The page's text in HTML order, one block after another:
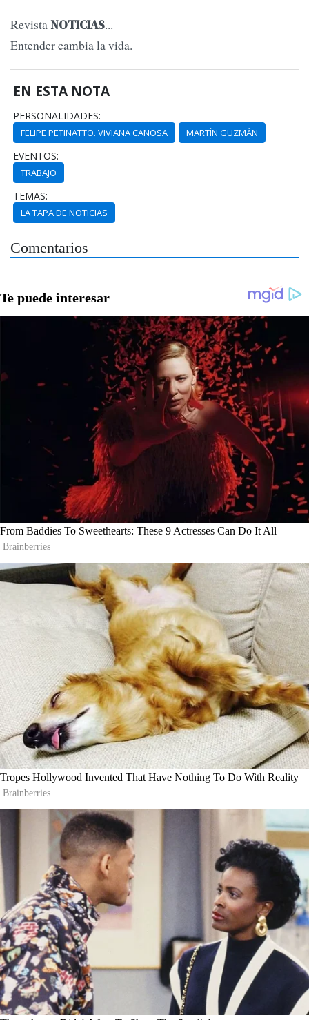
Revista NOTICIAS...
Entender cambia la vida.
EN ESTA NOTA
PERSONALIDADES:
FELIPE PETINATTO. VIVIANA CANOSA MARTÍN GUZMÁN
EVENTOS:
TRABAJO
TEMAS:
LA TAPA DE NOTICIAS
Comentarios